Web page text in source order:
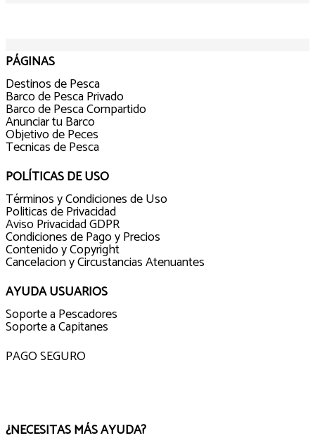
PÁGINAS
Destinos de Pesca
Barco de Pesca Privado
Barco de Pesca Compartido
Anunciar tu Barco
Objetivo de Peces
Tecnicas de Pesca
POLÍTICAS DE USO
Términos y Condiciones de Uso
Politicas de Privacidad
Aviso Privacidad GDPR
Condiciones de Pago y Precios
Contenido y Copyright
Cancelacion y Circustancias Atenuantes
AYUDA USUARIOS
Soporte a Pescadores
Soporte a Capitanes
PAGO SEGURO
¿NECESITAS MÁS AYUDA?